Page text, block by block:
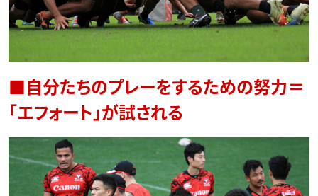
■自分たちのプレーをするための努力＝
「エフォート」が試される